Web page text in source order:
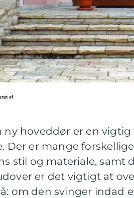
ny hoveddør er en
Der er mange
stil og materiale, samt
er det vigtigt at
om den svinger indad